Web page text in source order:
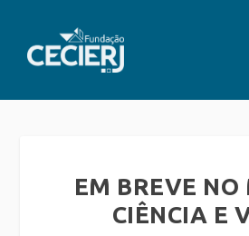
EM BREVE NO
CIÊNCIA E